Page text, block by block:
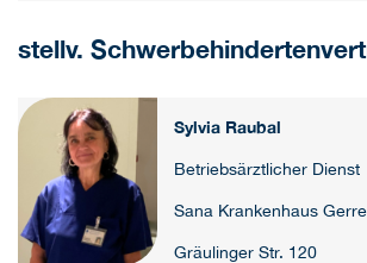
stellv.
Sylvia Raubal
Betriebsärztlicher Dienst
Sana Krankenhaus
Gräulinger Str. 120